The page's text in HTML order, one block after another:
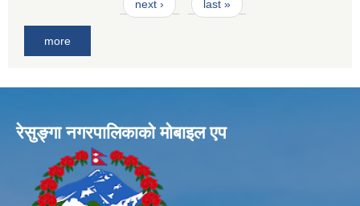
next › last »
more
रेसुङ्गा नगरपालिकाकाे माेबाइल एप